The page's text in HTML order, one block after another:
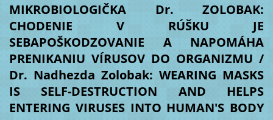
MIKROBIOLOGIČKA Dr. ZOLOBAK:
CHODENIE V RÚŠKU JE
SEBAPOŠKODZOVANIE A NAPOMÁHA
PRENIKANIU VÍRUSOV DO ORGANIZMU /
Dr. Nadhezda Zolobak: WEARING MASKS
IS SELF-DESTRUCTION AND HELPS
ENTERING VIRUSES INTO HUMAN'S BODY